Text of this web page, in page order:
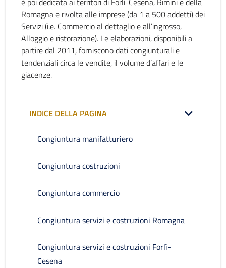
Romagna e rivolta alle imprese (da 1 a 500 addetti) dei
Servizi (i.e. Commercio al dettaglio e all’ingrosso,
Alloggio e ristorazione). Le elaborazioni, disponibili a
partire dal 2011, forniscono dati congiunturali e
tendenziali circa le vendite, il volume d’affari e le
giacenze.
INDICE DELLA PAGINA
Congiuntura manifatturiero
Congiuntura costruzioni
Congiuntura commercio
Congiuntura servizi e costruzioni Romagna
Congiuntura servizi e costruzioni Forlì-
Cesena